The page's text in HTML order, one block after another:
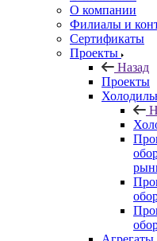
О компании
Филиалы и
Сертификаты
Проекты
Назад
Проекты